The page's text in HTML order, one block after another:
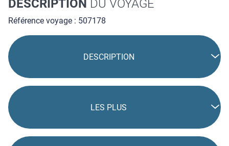
DESCRIPTION DU VOYAGE
Référence voyage : 507178
DESCRIPTION
LES PLUS